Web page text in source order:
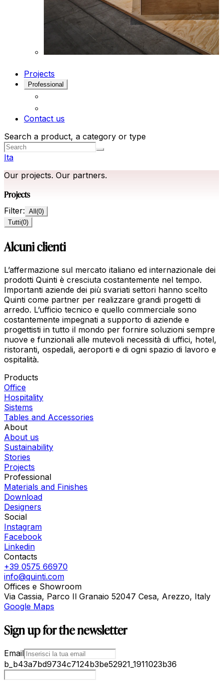
Projects
Professional
Contact us
Search a product, a category or type
Ita
Our projects. Our partners.
Projects
Filter: All(0)
Tutti(0)
Alcuni clienti
L’affermazione sul mercato italiano ed internazionale dei
prodotti Quinti è cresciuta costantemente nel tempo.
Importanti aziende dei più svariati settori hanno scelto
Quinti come partner per realizzare grandi progetti di
arredo. L’ufficio tecnico e quello commerciale sono
costantemente impegnati a supporto di aziende e
progettisti in tutto il mondo per fornire soluzioni sempre
nuove e funzionali alle mutevoli necessità di uffici, hotel,
ristoranti, ospedali, aeroporti e di ogni spazio di lavoro e
ospitalità.
Products
Office
Hospitality
Sistems
Tables and Accessories
About
About us
Sustainability
Stories
Projects
Professional
Materials and Finishes
Download
Designers
Social
Instagram
Facebook
Linkedin
Contacts
+39 0575 66970
info@quinti.com
Offices e Showroom
Via Cassia, Parco Il Granaio 52047 Cesa, Arezzo, Italy
Google Maps
Sign up for the newsletter
Email
b_b43a7bd9734c7124b3be52921_1911023b36